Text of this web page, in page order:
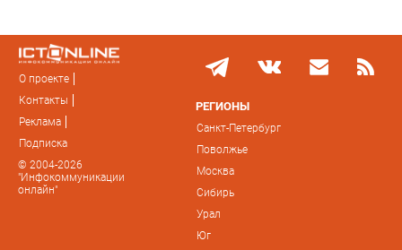
О проекте
Контакты
Реклама
Подписка
© 2004-2026
"Инфокоммуникации
онлайн"
РЕГИОНЫ
Санкт-Петербург
Поволжье
Москва
Сибирь
Урал
Юг